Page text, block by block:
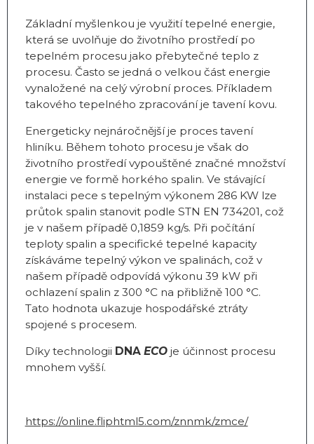
Základní myšlenkou je využití tepelné energie,
která se uvolňuje do životního prostředí po
tepelném procesu jako přebytečné teplo z
procesu. Často se jedná o velkou část energie
vynaložené na celý výrobní proces. Příkladem
takového tepelného zpracování je tavení kovu.
Energeticky nejnáročnější je proces tavení
hliníku. Během tohoto procesu je však do
životního prostředí vypouštěné značné množství
energie ve formě horkého spalin. Ve stávající
instalaci pece s tepelným výkonem 286 KW lze
průtok spalin stanovit podle STN EN 734201, což
je v našem případě 0,1859 kg/s. Při počítání
teploty spalin a specifické tepelné kapacity
získáváme tepelný výkon ve spalinách, což v
našem případě odpovídá výkonu 39 kW při
ochlazení spalin z 300 °C na přibližně 100 °C.
Tato hodnota ukazuje hospodářské ztráty
spojené s procesem.
Díky technologii DNA ECOje účinnost procesu
mnohem vyšší.
https://online.fliphtml5.com/znnmk/zmce/